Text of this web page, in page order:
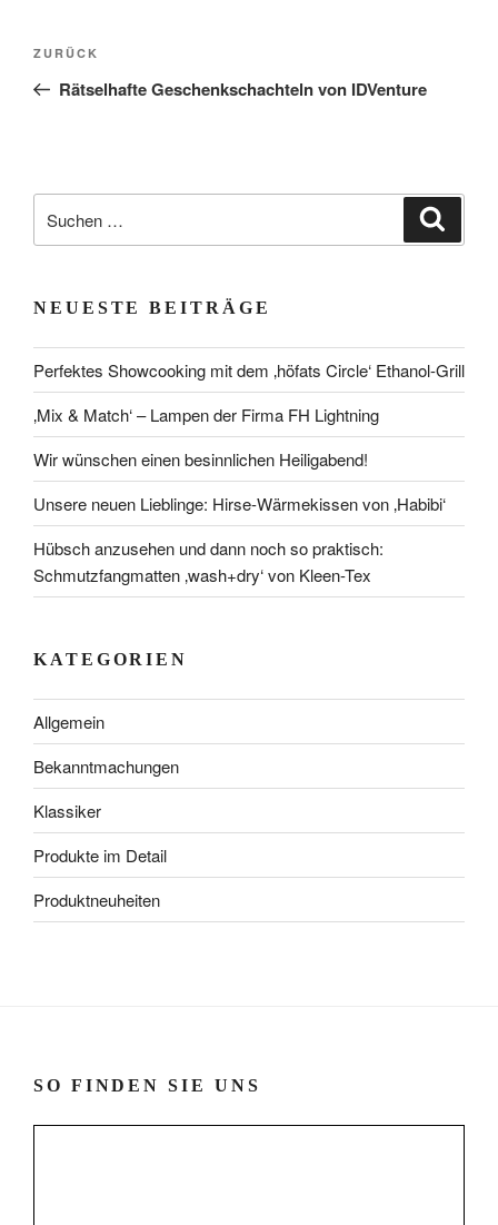
Beitragsnavigation
Vorheriger
Beitrag
ZURÜCK
Rätselhafte Geschenkschachteln von IDVenture
nach:
NEUESTE BEITRÄGE
Perfektes Showcooking mit dem ‚höfats Circle‘ Ethanol-Grill
‚Mix & Match‘ – Lampen der Firma FH Lightning
Wir wünschen einen besinnlichen Heiligabend!
Unsere neuen Lieblinge: Hirse-Wärmekissen von ‚Habibi‘
Hübsch anzusehen und dann noch so praktisch:
Schmutzfangmatten ‚wash+dry‘ von Kleen-Tex
KATEGORIEN
Allgemein
Bekanntmachungen
Klassiker
Produkte im Detail
Produktneuheiten
SO FINDEN SIE UNS